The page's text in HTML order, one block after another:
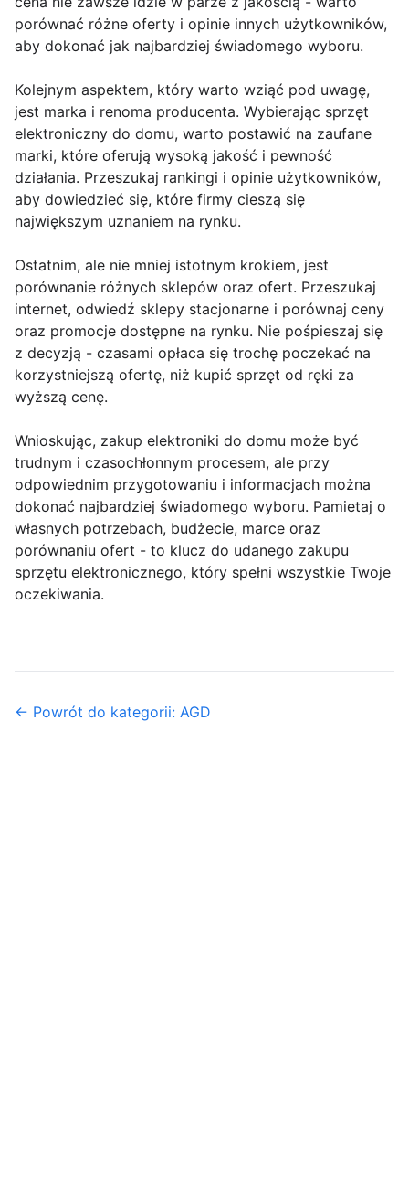
porównać różne oferty i opinie innych użytkowników,
aby dokonać jak najbardziej świadomego wyboru.
Kolejnym aspektem, który warto wziąć pod uwagę,
jest marka i renoma producenta. Wybierając sprzęt
elektroniczny do domu, warto postawić na zaufane
marki, które oferują wysoką jakość i pewność
działania. Przeszukaj rankingi i opinie użytkowników,
aby dowiedzieć się, które firmy cieszą się
największym uznaniem na rynku.
Ostatnim, ale nie mniej istotnym krokiem, jest
porównanie różnych sklepów oraz ofert. Przeszukaj
internet, odwiedź sklepy stacjonarne i porównaj ceny
oraz promocje dostępne na rynku. Nie pośpieszaj się
z decyzją - czasami opłaca się trochę poczekać na
korzystniejszą ofertę, niż kupić sprzęt od ręki za
wyższą cenę.
Wnioskując, zakup elektroniki do domu może być
trudnym i czasochłonnym procesem, ale przy
odpowiednim przygotowaniu i informacjach można
dokonać najbardziej świadomego wyboru. Pamietaj o
własnych potrzebach, budżecie, marce oraz
porównaniu ofert - to klucz do udanego zakupu
sprzętu elektronicznego, który spełni wszystkie Twoje
oczekiwania.
← Powrót do kategorii: AGD